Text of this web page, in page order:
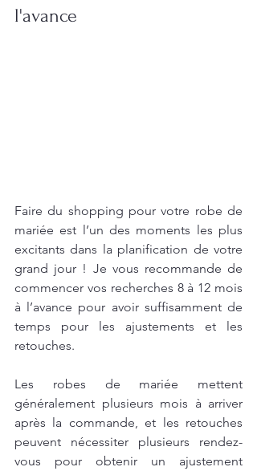
l'avance
Faire du shopping pour votre robe de
mariée est l’un des moments les plus
excitants dans la planification de votre
grand jour ! Je vous recommande de
commencer vos recherches 8 à 12 mois
à l’avance pour avoir suffisamment de
temps pour les ajustements et les
retouches.
Les robes de mariée mettent
généralement plusieurs mois à arriver
après la commande, et les retouches
peuvent nécessiter plusieurs rendez-
vous pour obtenir un ajustement